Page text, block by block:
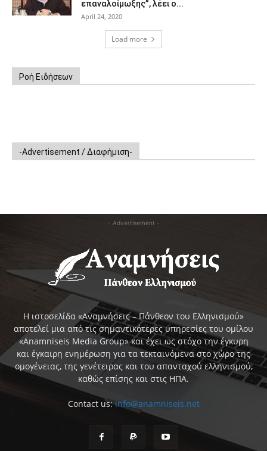
επαναλοίμωξης”, λέει ο...
April 24, 2020
Load more
Ροή Ειδήσεων
-Advertisement / Διαφήμιση-
- Advertisement -
Η ιστοσελίδα «Αναμνήσεις – Πάνθεον του Ελληνισμού»
αποτελεί μια από τις σημαντικότερες υπηρεσίες του ομίλου
«Anamniseis Media Group» και έχει ως στόχο την έγκυρη
και έγκαιρη ενημέρωση για τα τεκταινόμενα στο χώρο της
ομογένειας, της γενέτειρας και του απανταχού ελληνισμού,
καθώς επίσης και στις ΗΠΑ.
Contact us:info@anamniseis.net